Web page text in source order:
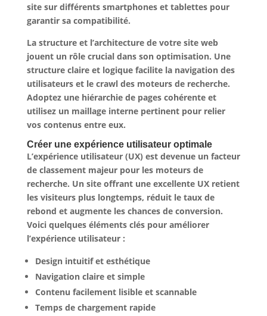
site sur différents smartphones et tablettes pour
garantir sa compatibilité.
La structure et l’architecture de votre site web
jouent un rôle crucial dans son optimisation. Une
structure claire et logique facilite la navigation des
utilisateurs et le crawl des moteurs de recherche.
Adoptez une hiérarchie de pages cohérente et
utilisez un maillage internepertinent pour relier
vos contenus entre eux.
Créer une expérience utilisateur optimale
L’expérience utilisateur (UX) est devenue un facteur
de classement majeur pour les moteurs de
recherche. Un site offrant une excellente UX retient
les visiteurs plus longtemps, réduit le taux de
rebond et augmente les chances de conversion.
Voici quelques éléments clés pour améliorer
l’expérience utilisateur :
Design intuitif et esthétique
Navigation claire et simple
Contenu facilement lisible et scannable
Temps de chargement rapide